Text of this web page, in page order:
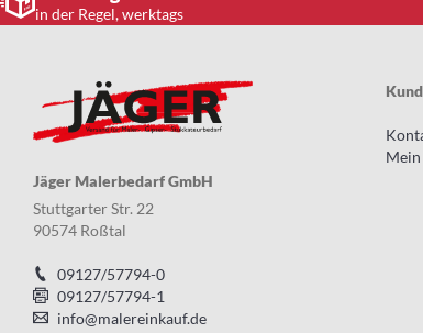
in der Regel, werktags
Jäger Malerbedarf GmbH
Stuttgarter Str. 22
90574 Roßtal
09127/57794-0
09127/57794-1
info@malereinkauf.de